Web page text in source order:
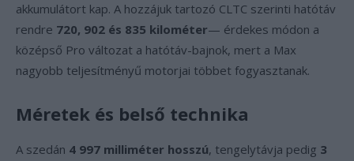
akkumulátort kap. A hozzájuk tartozó CLTC szerinti hatótáv
rendre 720, 902 és 835 kilométer— érdekes módon a
középső Pro változat a hatótáv-bajnok, mert a Max
nagyobb teljesítményű motorjai többet fogyasztanak.
Méretek és belső technika
A szedán 4 997 milliméter hosszú, tengelytávja pedig 3